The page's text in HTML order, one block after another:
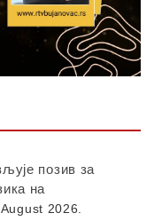
позив за
на
2026.